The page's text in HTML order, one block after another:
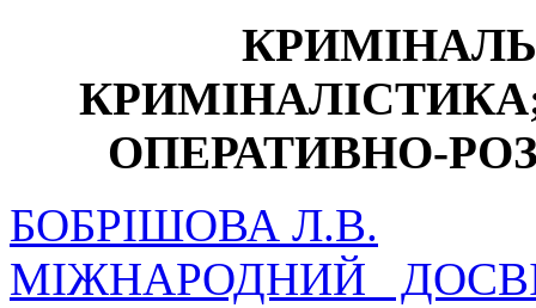
ОПЕРАТИВНО-
БОБРІШОВА Л.В.
МІЖНАРОДНИЙ